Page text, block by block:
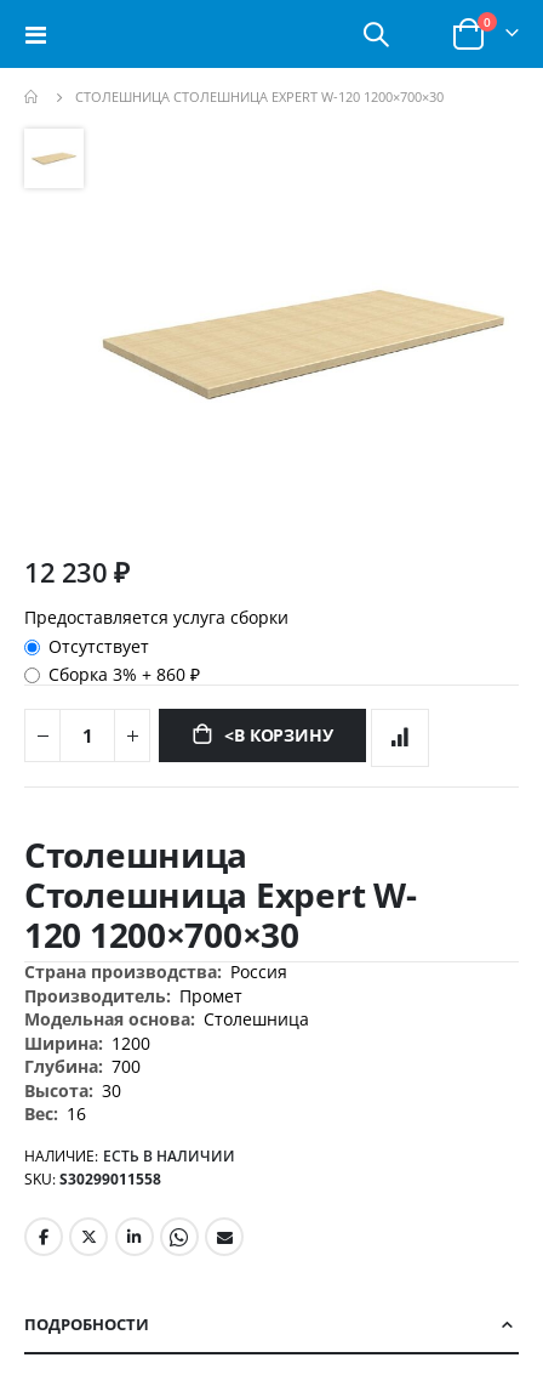
Toggle
Корзина
0позиции
СТОЛЕШНИЦА СТОЛЕШНИЦА EXPERT W-120 1200×700×30
и
12 230 ₽
Предоставляется услуга сборки
Отсутствует
Сборка 3%+860 ₽
<В КОРЗИНУ
началу
изображений
Столешница
Столешница Expert W-
120 1200×700×30
Дополнительная
информация
Россия
Промет
Столешница
1200
700
30
16
НАЛИЧИЕ: ЕСТЬ В НАЛИЧИИ
SKU S30299011558
ПОДРОБНОСТИ